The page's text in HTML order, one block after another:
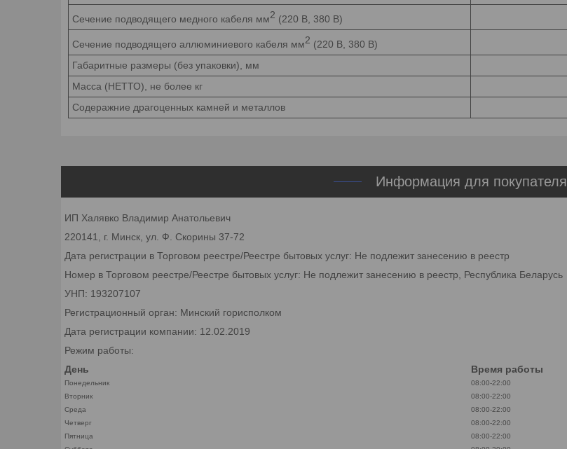
Сечение подводящего медного кабеля мм2 (220 В, 380 В)
Сечение подводящего аллюминиевого кабеля мм2 (220 В, 380 В)
Габаритные размеры (без упаковки), мм
Масса (НЕТТО), не более кг
Содеражние драгоценных камней и металлов
Информация для покупателя
ИП Халявко Владимир Анатольевич
220141, г. Минск, ул. Ф. Скорины 37-72
Дата регистрации в Торговом реестре/Реестре бытовых услуг: Не подлежит занесению в реестр
Номер в Торговом реестре/Реестре бытовых услуг: Не подлежит занесению в реестр, Республика Беларусь
УНП: 193207107
Регистрационный орган: Минский горисполком
Дата регистрации компании: 12.02.2019
Режим работы:
День
Время работы
Понедельник
08:00-22:00
Вторник
08:00-22:00
Среда
08:00-22:00
Четверг
08:00-22:00
Пятница
08:00-22:00